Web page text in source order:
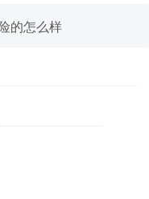
的怎么样